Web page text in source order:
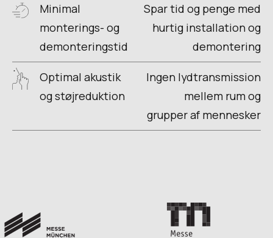
Minimal
monterings- og
demonteringstid
Spar tid og penge med
hurtig installation og
demontering
Optimal akustik
og støjreduktion
Ingen lydtransmission
mellem rum og
grupper af mennesker